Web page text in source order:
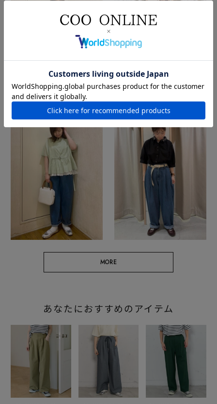
MORE
あなたにおすすめのアイテム